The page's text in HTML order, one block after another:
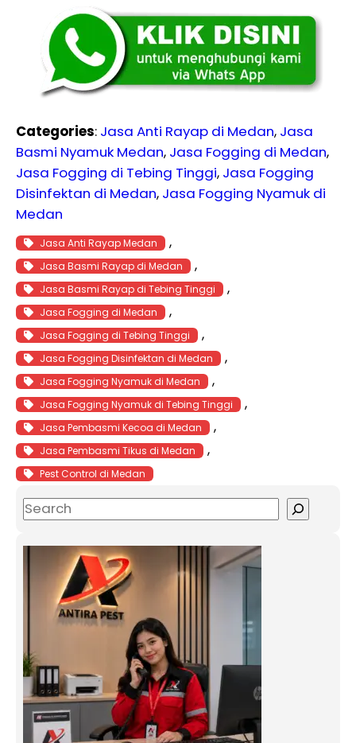
Categories: Jasa Anti Rayap di Medan, Jasa
Basmi Nyamuk Medan, Jasa Fogging di Medan
Jasa Fogging di Tebing Tinggi, Jasa Fogging
Disinfektan di Medan, Jasa Fogging Nyamuk di
Medan
Jasa Anti Rayap Medan ,
Jasa Basmi Rayap di Medan ,
Jasa Basmi Rayap di Tebing Tinggi ,
Jasa Fogging di Medan ,
Jasa Fogging di Tebing Tinggi ,
Jasa Fogging Disinfektan di Medan ,
Jasa Fogging Nyamuk di Medan ,
Jasa Fogging Nyamuk di Tebing Tinggi ,
Jasa Pembasmi Kecoa di Medan ,
Jasa Pembasmi Tikus di Medan ,
Pest Control di Medan